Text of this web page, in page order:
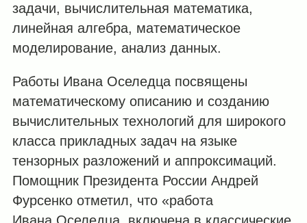
задачи, вычислительная математика,
линейная алгебра, математическое
моделирование, анализ данных.
Работы Ивана Оселедца посвящены
математическому описанию и созданию
вычислительных технологий для широкого
класса прикладных задач на языке
тензорных разложений и аппроксимаций.
Помощник Президента России Андрей
Фурсенко отметил, что «работа